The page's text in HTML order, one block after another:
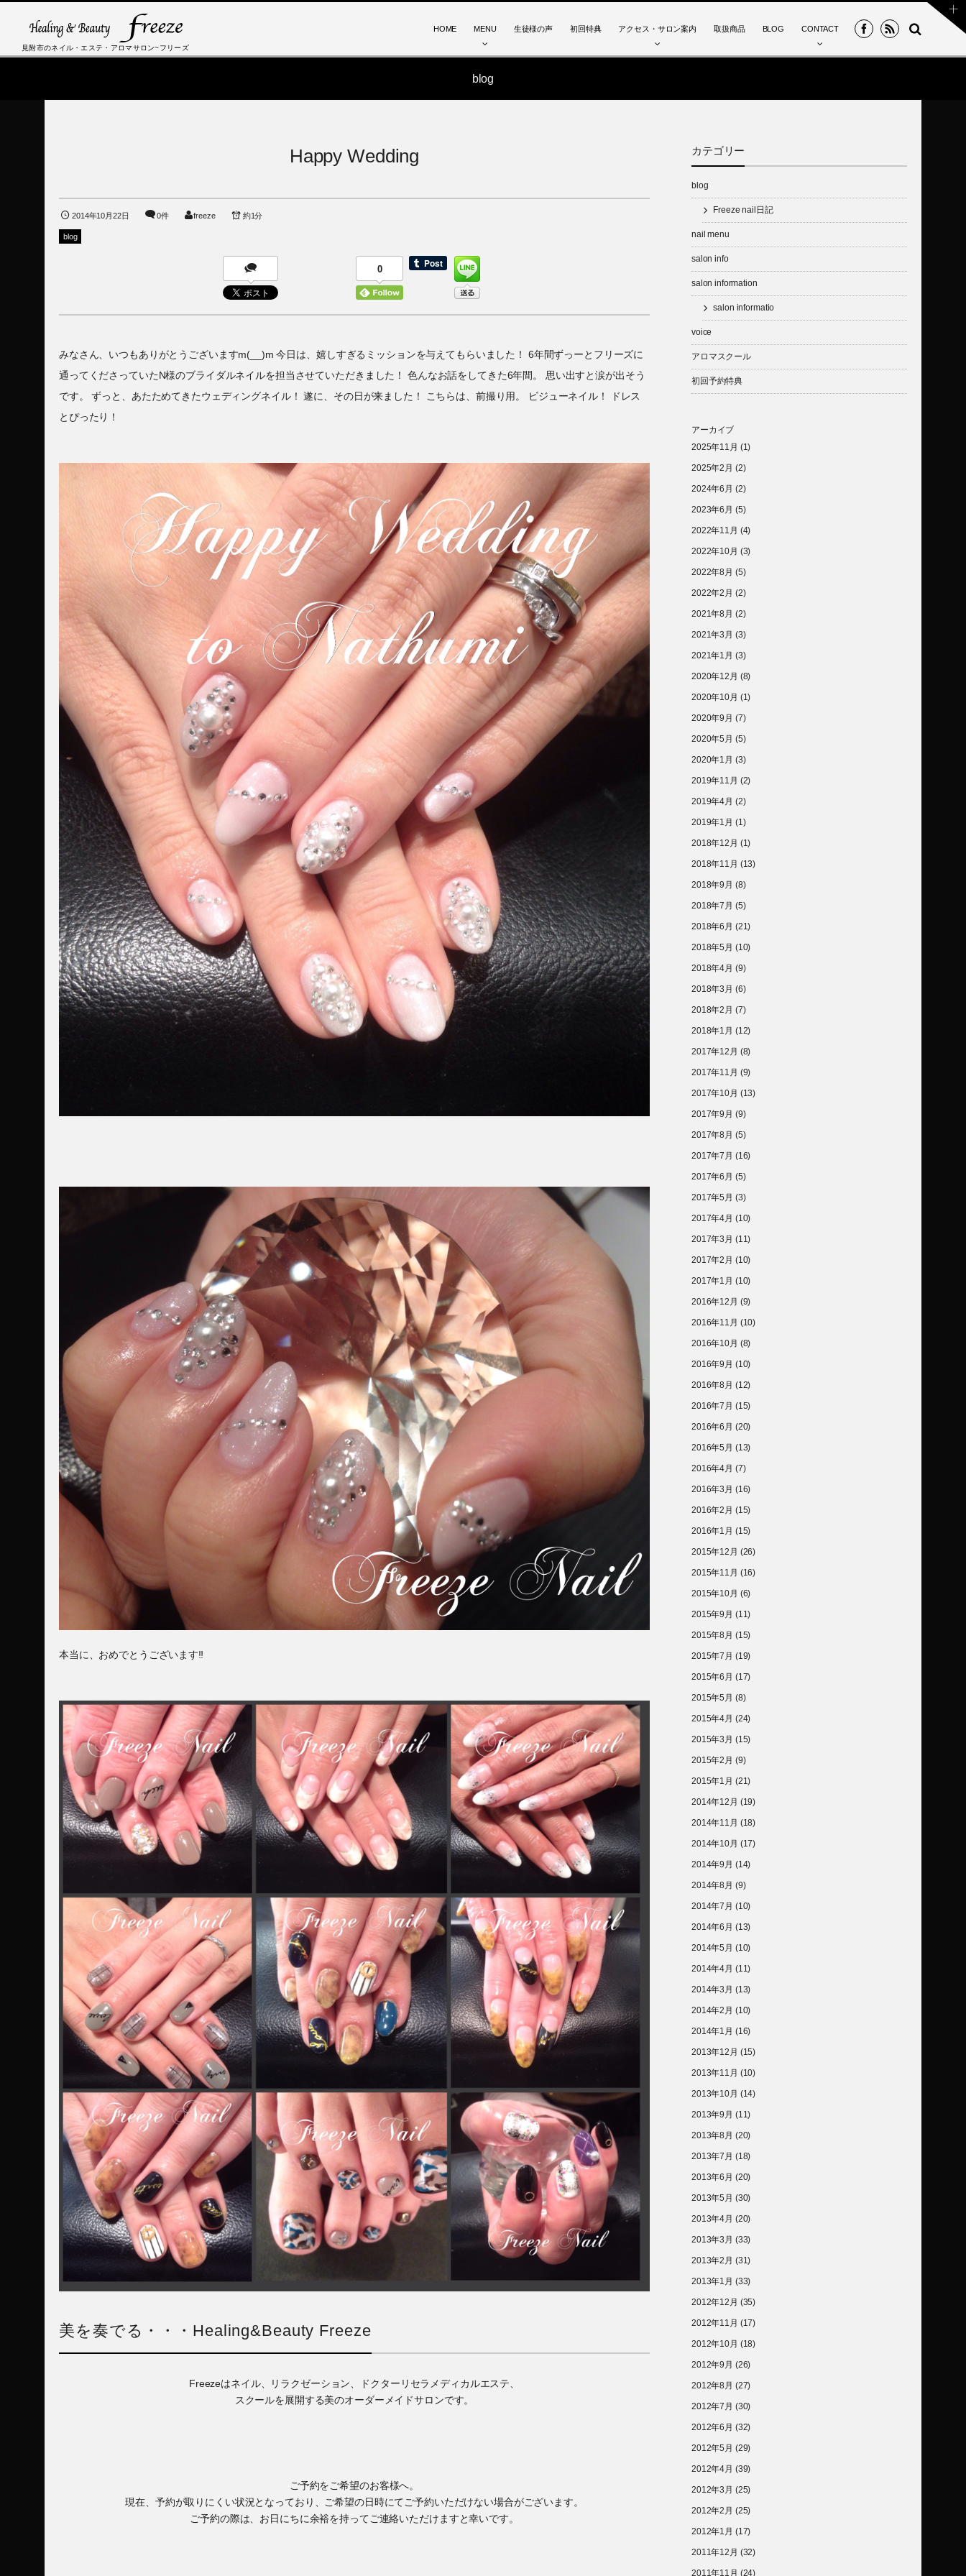
見附市のネイル・エステ・アロマサロン~フリーズ
HOME MENU 生徒様の声 初回特典 アクセス・サロン案内 取扱商品 BLOG CONTACT
blog
Happy Wedding
2014年10月22日 0件 freeze 約1分
blog
0
みなさん、いつもありがとうございますm(__)m 今日は、嬉しすぎるミッションを与えてもらいました！ 6年間ずっーとフリーズに
通ってくださっていたN様のブライダルネイルを担当させていただきました！ 色んなお話をしてきた6年間。 思い出すと涙が出そう
です。 ずっと、あたためてきたウェディングネイル！ 遂に、その日が来ました！ こちらは、前撮り用。 ビジューネイル！ ドレス
とぴったり！
本当に、おめでとうございます‼︎
美を奏でる・・・Healing&Beauty Freeze
Freezeはネイル、リラクゼーション、ドクターリセラメディカルエステ、
スクールを展開する美のオーダーメイドサロンです。
ご予約をご希望のお客様へ。
現在、予約が取りにくい状況となっており、ご希望の日時にてご予約いただけない場合がございます。
ご予約の際は、お日にちに余裕を持ってご連絡いただけますと幸いです。
カテゴリー
blog
Freeze nail日記
nail menu
salon info
salon information
salon informatio
voice
アロマスクール
初回予約特典
アーカイブ
2025年11月 (1)
2025年2月 (2)
2024年6月 (2)
2023年6月 (5)
2022年11月 (4)
2022年10月 (3)
2022年8月 (5)
2022年2月 (2)
2021年8月 (2)
2021年3月 (3)
2021年1月 (3)
2020年12月 (8)
2020年10月 (1)
2020年9月 (7)
2020年5月 (5)
2020年1月 (3)
2019年11月 (2)
2019年4月 (2)
2019年1月 (1)
2018年12月 (1)
2018年11月 (13)
2018年9月 (8)
2018年7月 (5)
2018年6月 (21)
2018年5月 (10)
2018年4月 (9)
2018年3月 (6)
2018年2月 (7)
2018年1月 (12)
2017年12月 (8)
2017年11月 (9)
2017年10月 (13)
2017年9月 (9)
2017年8月 (5)
2017年7月 (16)
2017年6月 (5)
2017年5月 (3)
2017年4月 (10)
2017年3月 (11)
2017年2月 (10)
2017年1月 (10)
2016年12月 (9)
2016年11月 (10)
2016年10月 (8)
2016年9月 (10)
2016年8月 (12)
2016年7月 (15)
2016年6月 (20)
2016年5月 (13)
2016年4月 (7)
2016年3月 (16)
2016年2月 (15)
2016年1月 (15)
2015年12月 (26)
2015年11月 (16)
2015年10月 (6)
2015年9月 (11)
2015年8月 (15)
2015年7月 (19)
2015年6月 (17)
2015年5月 (8)
2015年4月 (24)
2015年3月 (15)
2015年2月 (9)
2015年1月 (21)
2014年12月 (19)
2014年11月 (18)
2014年10月 (17)
2014年9月 (14)
2014年8月 (9)
2014年7月 (10)
2014年6月 (13)
2014年5月 (10)
2014年4月 (11)
2014年3月 (13)
2014年2月 (10)
2014年1月 (16)
2013年12月 (15)
2013年11月 (10)
2013年10月 (14)
2013年9月 (11)
2013年8月 (20)
2013年7月 (18)
2013年6月 (20)
2013年5月 (30)
2013年4月 (20)
2013年3月 (33)
2013年2月 (31)
2013年1月 (33)
2012年12月 (35)
2012年11月 (17)
2012年10月 (18)
2012年9月 (26)
2012年8月 (27)
2012年7月 (30)
2012年6月 (32)
2012年5月 (29)
2012年4月 (39)
2012年3月 (25)
2012年2月 (25)
2012年1月 (17)
2011年12月 (32)
2011年11月 (24)